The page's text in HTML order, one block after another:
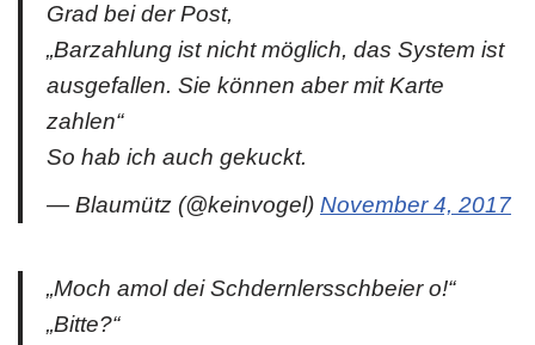
Grad bei der Post,
„Barzahlung ist nicht möglich, das System ist
ausgefallen. Sie können aber mit Karte
zahlen“
So hab ich auch gekuckt.
— Blaumütz (@keinvogel) November 4, 2017
„Moch amol dei Schdernlersschbeier o!“
„Bitte?“